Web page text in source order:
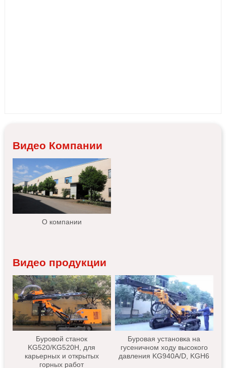
Видео Компании
О компании
Видео продукции
Буровой станок
KG520/KG520H, для
карьерных и открытых
горных работ
Буровая установка на
гусеничном ходу высокого
давления KG940A/D, KGH6